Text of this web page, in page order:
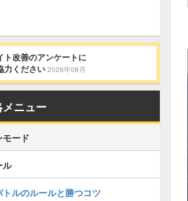
ト改善のアンケートに
力ください 2026年08月
ニュー
ード
ル
ルのルールと勝つコツ